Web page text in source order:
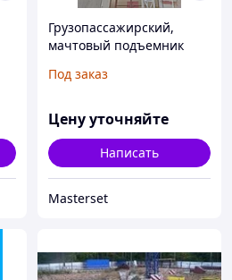
Грузопассажирский,
мачтовый подъемник
производства,2 тон
Под заказ
Цену уточняйте
Написать
Masterset